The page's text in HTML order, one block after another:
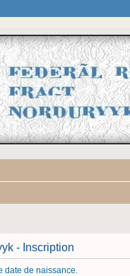
- Inscription
date de naissance.